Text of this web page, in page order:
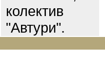
колектив
"Автури".